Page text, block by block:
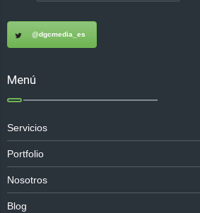
@dgcmedia_es
Menú
Servicios
Portfolio
Nosotros
Blog